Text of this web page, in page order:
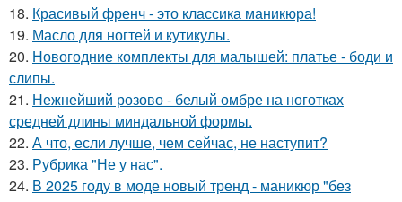
18. Красивый френч - это классика маникюра!
19. Масло для ногтей и кутикулы.
20. Новогодние комплекты для малышей: платье - боди и
слипы.
21. Нежнейший розово - белый омбре на ноготках
средней длины миндальной формы.
22. А что, если лучше, чем сейчас, не наступит?
23. Рубрика "Не у нас".
24. В 2025 году в моде новый тренд - маникюр "без